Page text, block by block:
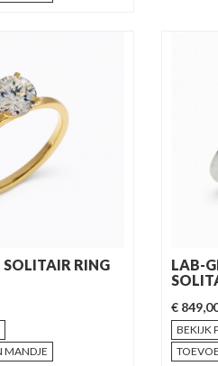
RING
MANDJE
LAB-
€
BEKIJK